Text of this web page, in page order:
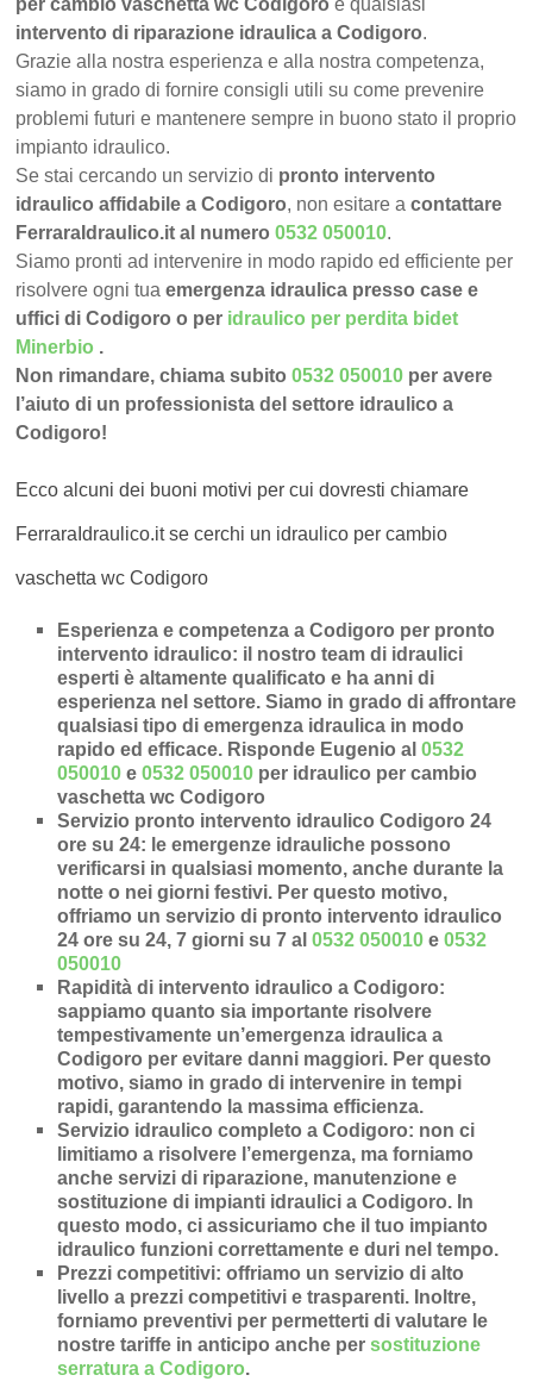
per cambio vaschetta wc Codigoro e qualsiasi
intervento di riparazione idraulica a Codigoro.
Grazie alla nostra esperienza e alla nostra competenza,
siamo in grado di fornire consigli utili su come prevenire
problemi futuri e mantenere sempre in buono stato il proprio
impianto idraulico.
Se stai cercando un servizio di pronto intervento
idraulico affidabile a Codigoro, non esitare acontattare
FerraraIdraulico.it al numero0532 050010.
Siamo pronti ad intervenire in modo rapido ed efficiente per
risolvere ogni tuaemergenza idraulica presso case e
uffici di Codigoro o per idraulico per perdita bidet
Minerbio .
Non rimandare, chiama subito0532 050010 per avere
l’aiuto di un professionista del settore idraulico a
Codigoro!
Ecco alcuni dei buoni motivi per cui dovresti chiamare
FerraraIdraulico.it se cerchi un idraulico per cambio
vaschetta wc Codigoro
Esperienza e competenza a Codigoro per pronto
intervento idraulico: il nostro team di idraulici
esperti è altamente qualificato e ha anni di
esperienza nel settore. Siamo in grado di affrontare
qualsiasi tipo di emergenza idraulica in modo
rapido ed efficace. Risponde Eugenio al0532
050010 e0532 050010 per idraulico per cambio
vaschetta wc Codigoro
Servizio pronto intervento idraulico Codigoro 24
ore su 24: le emergenze idrauliche possono
verificarsi in qualsiasi momento, anche durante la
notte o nei giorni festivi. Per questo motivo,
offriamo un servizio di pronto intervento idraulico
24 ore su 24, 7 giorni su 7 al0532 050010 e0532
050010
Rapidità di intervento idraulico a Codigoro:
sappiamo quanto sia importante risolvere
tempestivamente un’emergenza idraulica a
Codigoro per evitare danni maggiori. Per questo
motivo, siamo in grado di intervenire intempi
rapidi, garantendo la massima efficienza.
Servizio idraulico completo a Codigoro: non ci
limitiamo a risolvere l’emergenza, ma forniamo
ancheservizi di riparazione, manutenzione e
sostituzione di impianti idraulici a Codigoro. In
questo modo, ci assicuriamo che il tuo impianto
idraulico funzioni correttamente e duri nel tempo.
Prezzi competitivi: offriamo unservizio di alto
livello a prezzi competitivi e trasparenti. Inoltre,
forniamo preventivi per permetterti di valutare le
nostre tariffe in anticipo anche persostituzione
serratura a Codigoro.